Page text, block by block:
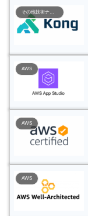
その他技術ナレッジ
AWS
AWS
AWS